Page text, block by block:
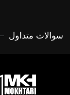
سوالات متداول